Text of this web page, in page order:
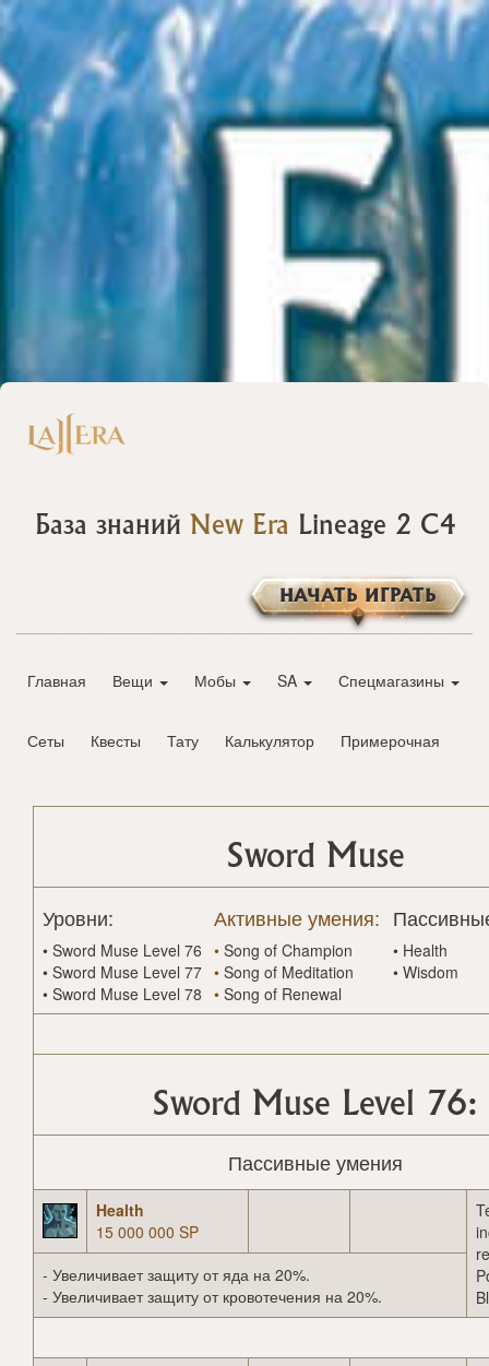
База знаний New Era Lineage 2 C4
НАЧАТЬ ИГРАТЬ
Главная Вещи Мобы SA Спецмагазины
Сеты Квесты Тату Калькулятор Примерочная
Sword Muse
Уровни:
• Sword Muse Level 76
• Sword Muse Level 77
• Sword Muse Level 78
Активные умения:
• Song of Champion
• Song of Meditation
• Song of Renewal
• Health
• Wisdom
Sword Muse Level 76:
Пассивные умения
Health
15 000 000 SP
- Увеличивает защиту от яда на 20%.
- Увеличивает защиту от кровотечения на 20%.